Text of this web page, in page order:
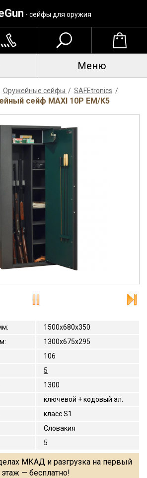
- сейфы для оружия
Меню
Оружейные сейфы / SAFEtronics /
сейф MAXI 10P EM/K5
:
1500x680x350
:
1300х675х295
106
5
1300
ключевой + кодовый эл.
класс S1
Словакия
5
МКАД и разгрузка на первый
этаж — бесплатно!